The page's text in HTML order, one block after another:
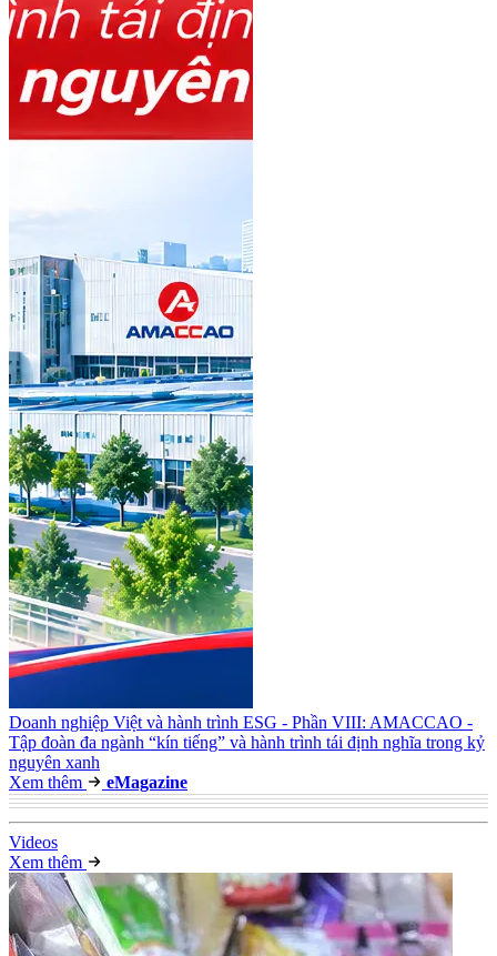
Doanh nghiệp Việt và hành trình ESG - Phần VIII: AMACCAO -
Tập đoàn đa ngành “kín tiếng” và hành trình tái định nghĩa trong kỷ
nguyên xanh
Xem thêm
eMagazine
Videos
Xem thêm